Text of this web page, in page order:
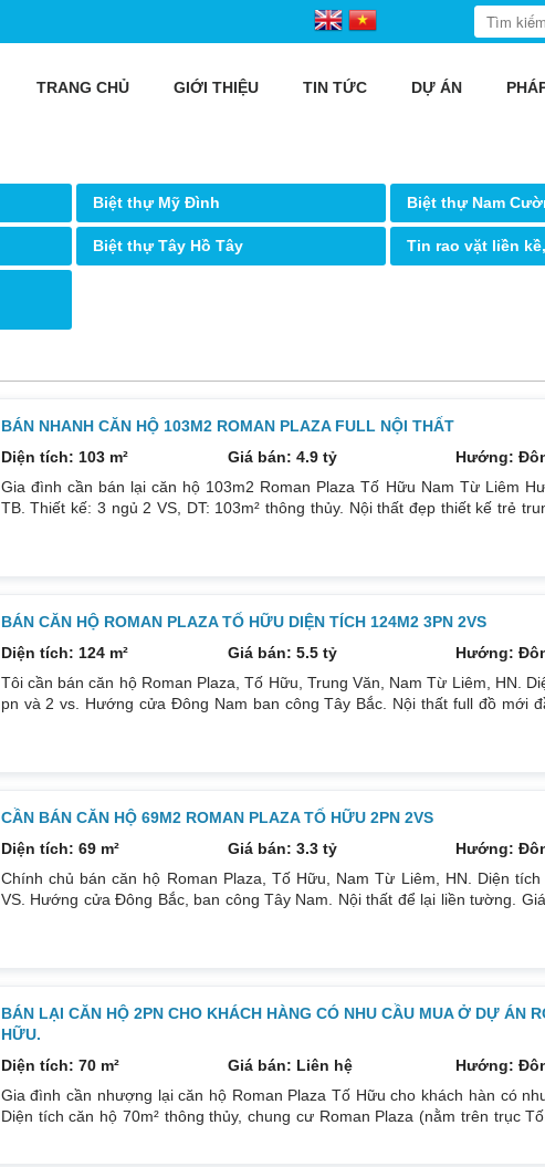
TRANG CHỦ GIỚI THIỆU TIN TỨC DỰ ÁN
Biệt thự Mỹ Đình Biệt thự Nam
Biệt thự Tây Hồ Tây Tin rao vặt liền
BÁN NHANH CĂN HỘ 103M2 ROMAN PLAZA FULL NỘI THẤT
Diện tích: 103 m²
Giá bán: 4.9 tỷ
Hướng:
Gia đình cần bán lại căn hộ 103m2 Roman Plaza Tố Hữu Nam Từ Liêm
TB. Thiết kế: 3 ngủ 2 VS, DT: 103m² thông thủy. Nội thất đẹp thiết kế trẻ
BÁN CĂN HỘ ROMAN PLAZA TỐ HỮU DIỆN TÍCH 124M2 3PN 2VS
Diện tích: 124 m²
Giá bán: 5.5 tỷ
Hướng:
Tôi cần bán căn hộ Roman Plaza, Tố Hữu, Trung Văn, Nam Từ Liêm, HN.
pn và 2 vs. Hướng cửa Đông Nam ban công Tây Bắc. Nội thất full đồ mới
CẦN BÁN CĂN HỘ 69M2 ROMAN PLAZA TỐ HỮU 2PN 2VS
Diện tích: 69 m²
Giá bán: 3.3 tỷ
Hướng:
Chính chủ bán căn hộ Roman Plaza, Tố Hữu, Nam Từ Liêm, HN. Diện tích
VS. Hướng cửa Đông Bắc, ban công Tây Nam. Nội thất để lại liền tường.
BÁN LẠI CĂN HỘ 2PN CHO KHÁCH HÀNG CÓ NHU CẦU MUA Ở DỰ ÁN
HỮU.
Diện tích: 70 m²
Giá bán: Liên hệ
Hướng:
Gia đình cần nhượng lại căn hộ Roman Plaza Tố Hữu cho khách hàn có
Diện tích căn hộ 70m² thông thủy, chung cư Roman Plaza (nằm trên trục